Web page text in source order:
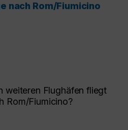
nach Rom/Fiumicino
weiteren Flughäfen fliegt
Rom/Fiumicino?